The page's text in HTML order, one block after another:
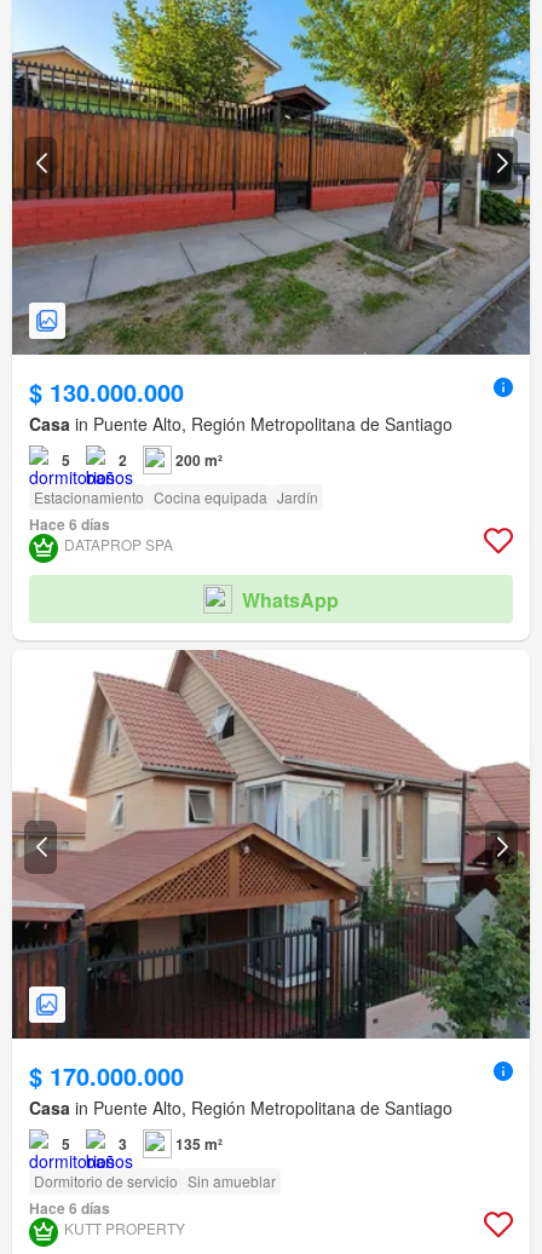
$ 130.000.000
Casa in Puente Alto, Región Metropolitana de Santiago
5 2 200 m²
Estacionamiento Cocina equipada Jardín
Hace 6 días
DATAPROP SPA
WhatsApp
$ 170.000.000
Casa in Puente Alto, Región Metropolitana de Santiago
5 3 135 m²
Dormitorio de servicio Sin amueblar
Hace 6 días
KUTT PROPERTY